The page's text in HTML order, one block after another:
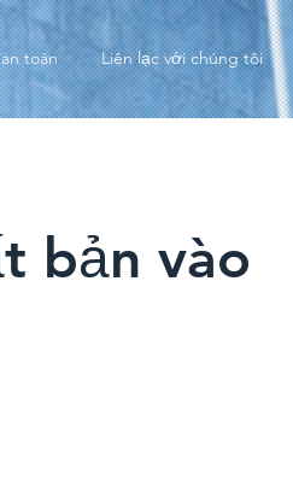
toàn Liên lạc với chúng tôi
bản vào